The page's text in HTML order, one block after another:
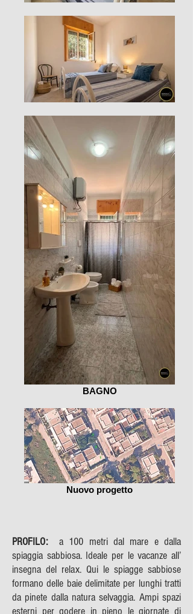
BAGNO
Nuovo progetto
PROFILO:
a 100 metri dal mare e dalla
spiaggia sabbiosa. Ideale per le vacanze all’
insegna del relax. Qui le spiagge sabbiose
formano delle baie delimitate per lunghi tratti
da pinete dalla natura selvaggia. Ampi spazi
esterni per godere in pieno le giornate di